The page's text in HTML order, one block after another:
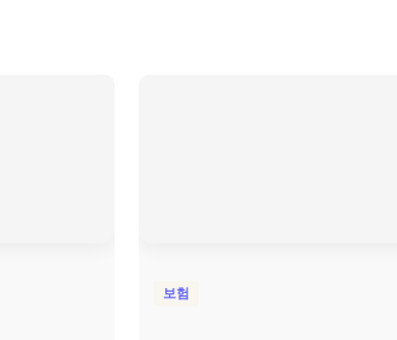
보험